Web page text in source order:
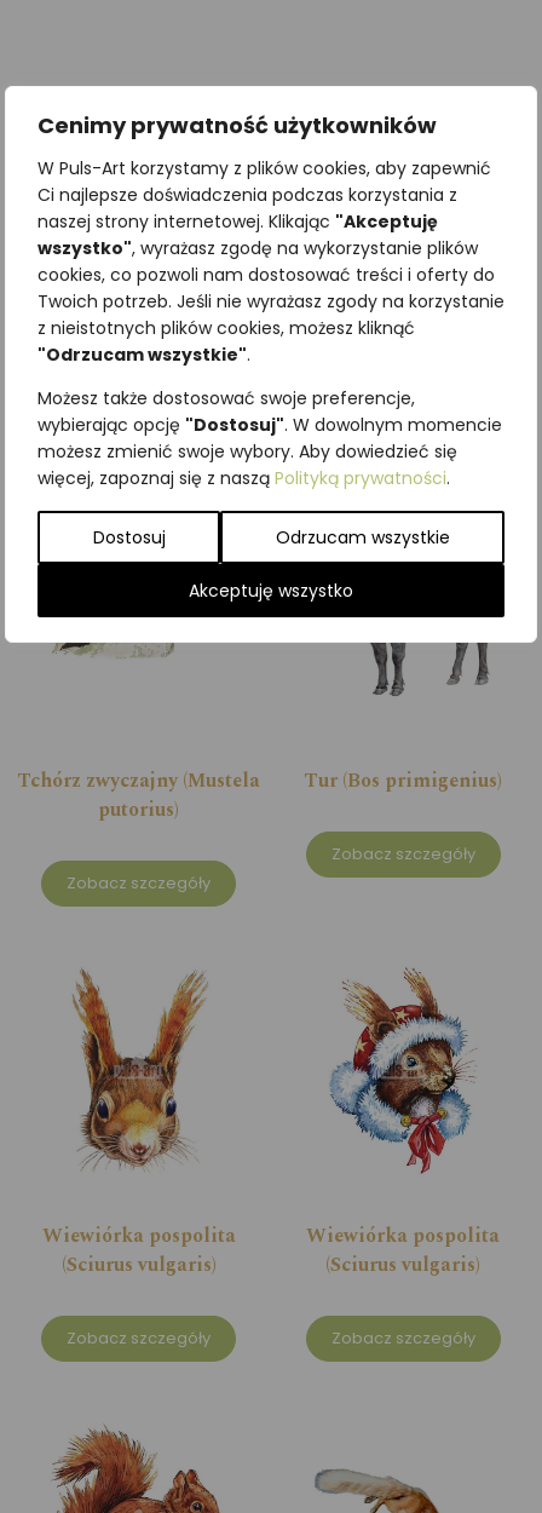
Cenimy prywatność użytkowników
W Puls-Art korzystamy z plików cookies, aby zapewnić
Ci najlepsze doświadczenia podczas korzystania z
naszej strony internetowej. Klikając "Akceptuję
wszystko", wyrażasz zgodę na wykorzystanie plików
cookies, co pozwoli nam dostosować treści i oferty do
Twoich potrzeb. Jeśli nie wyrażasz zgody na korzystanie
z nieistotnych plików cookies, możesz kliknąć
"Odrzucam wszystkie".
Możesz także dostosować swoje preferencje,
wybierając opcję "Dostosuj". W dowolnym momencie
możesz zmienić swoje wybory. Aby dowiedzieć się
więcej, zapoznaj się z naszą Polityką prywatności.
Dostosuj Odrzucam wszystkie
Akceptuję wszystko
Szop pracz (Procyon lotor)
Zobacz szczegóły
Tchórz stepowy (Mustela
Zobacz szczegóły
Tchórz zwyczajny (Mustela
putorius)
Zobacz szczegóły
Tur (Bos primigenius)
Zobacz szczegóły
Wiewiórka pospolita
(Sciurus vulgaris)
Zobacz szczegóły
Wiewiórka pospolita
(Sciurus vulgaris)
Zobacz szczegóły